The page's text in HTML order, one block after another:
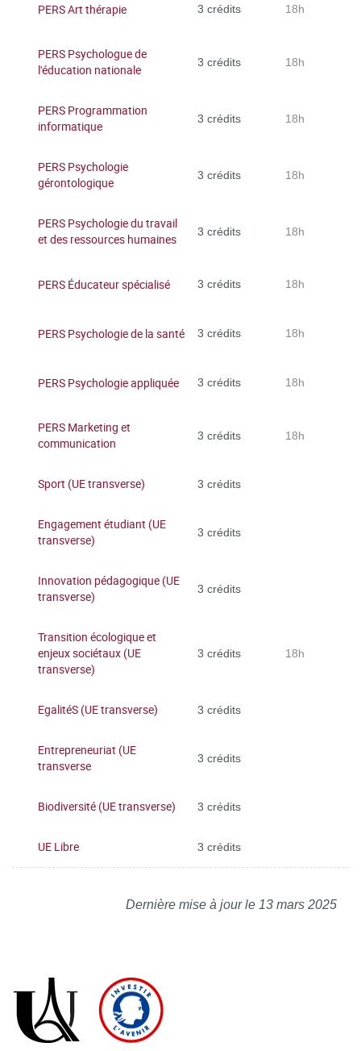
PERS Art thérapie 3 crédits 18h
PERS Psychologue de
l'éducation nationale
3 crédits 18h
PERS Programmation
informatique
3 crédits 18h
PERS Psychologie
gérontologique
3 crédits 18h
PERS Psychologie du travail
et des ressources humaines
3 crédits 18h
PERS Éducateur spécialisé 3 crédits 18h
PERS Psychologie de la santé 3 crédits 18h
PERS Psychologie appliquée 3 crédits 18h
PERS Marketing et
communication
3 crédits 18h
Sport (UE transverse) 3 crédits
Engagement étudiant (UE
transverse)
3 crédits
Innovation pédagogique (UE
transverse)
3 crédits
Transition écologique et
enjeux sociétaux (UE
transverse)
3 crédits 18h
EgalitéS (UE transverse) 3 crédits
Entrepreneuriat (UE
transverse
3 crédits
Biodiversité (UE transverse) 3 crédits
UE Libre 3 crédits
Dernière mise à jour le 13 mars 2025